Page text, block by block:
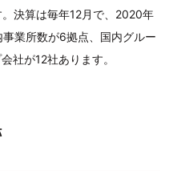
決算は毎年12月で、2020年
業所数が6拠点、国内グルー
社が12社あります。